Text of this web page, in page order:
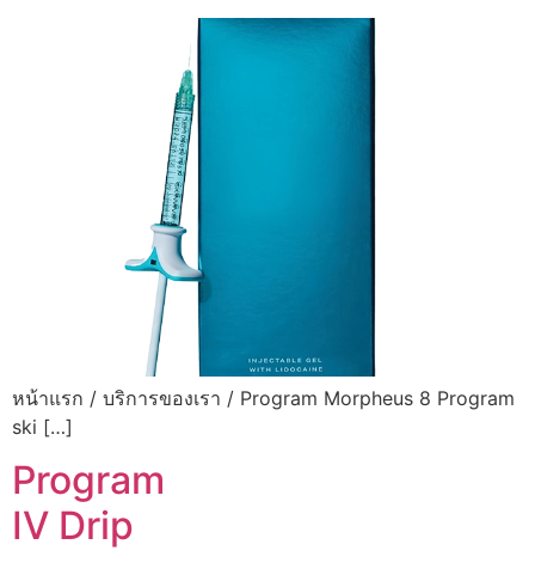
หน้าแรก / บริการของเรา / Program Morpheus 8 Program
ski […]
Program
IV Drip